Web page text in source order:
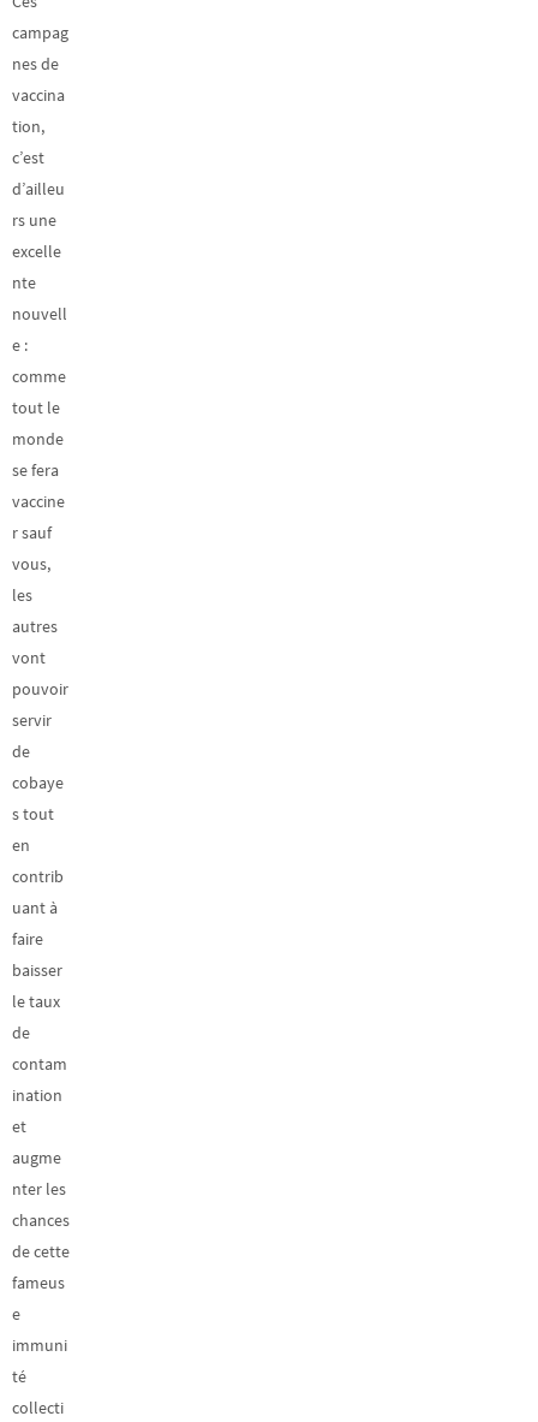
campag
nes de
vaccina
tion,
c’est
d’ailleu
rs une
excelle
nte
nouvell
e :
comme
tout le
monde
se fera
vaccine
r sauf
vous,
les
autres
vont
pouvoir
servir
de
cobaye
s tout
en
contrib
uant à
faire
baisser
le taux
de
contam
ination
et
augme
nter les
chances
de cette
fameus
e
immuni
té
collecti